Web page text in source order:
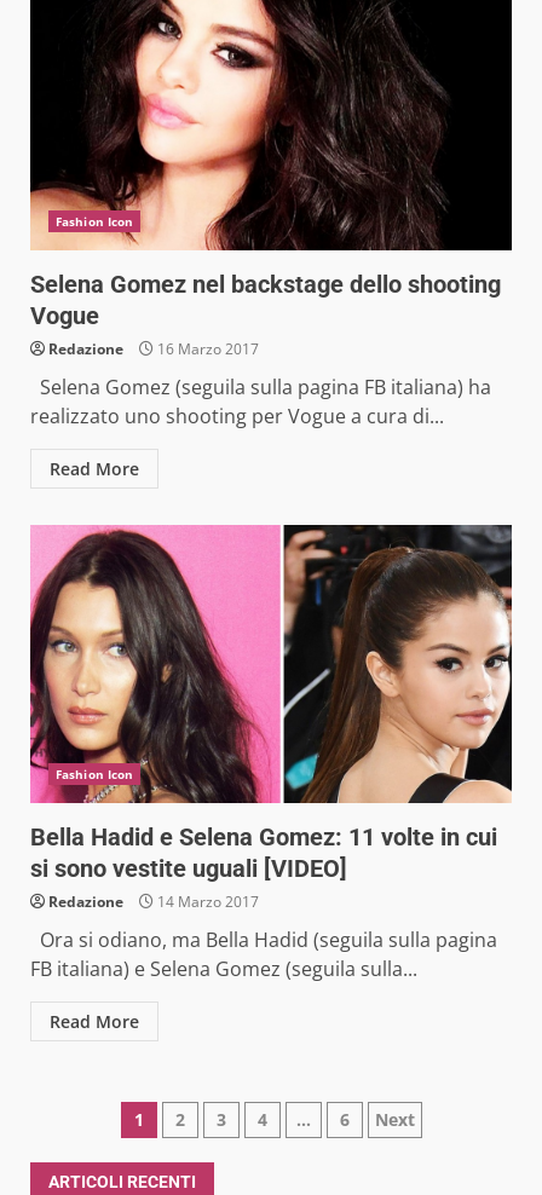
Fashion Icon
Selena Gomez nel backstage dello shooting
Vogue
Redazione 16 Marzo 2017
Selena Gomez (seguila sulla pagina FB italiana) ha
realizzato uno shooting per Vogue a cura di...
Read More
Fashion Icon
Bella Hadid e Selena Gomez: 11 volte in cui
si sono vestite uguali [VIDEO]
Redazione 14 Marzo 2017
Ora si odiano, ma Bella Hadid (seguila sulla pagina
FB italiana) e Selena Gomez (seguila sulla...
Read More
Paginazione
degli
1 2 3 4 … 6 Next
ARTICOLI RECENTI